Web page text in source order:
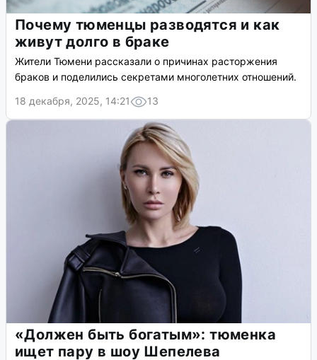
Почему тюменцы разводятся и как
живут долго в браке
Жители Тюмени рассказали о причинах расторжения
браков и поделились секретами многолетних отношений.
18 декабря, 2025, 14:21
13
«Должен быть богатым»: тюменка
ищет пару в шоу Шепелева